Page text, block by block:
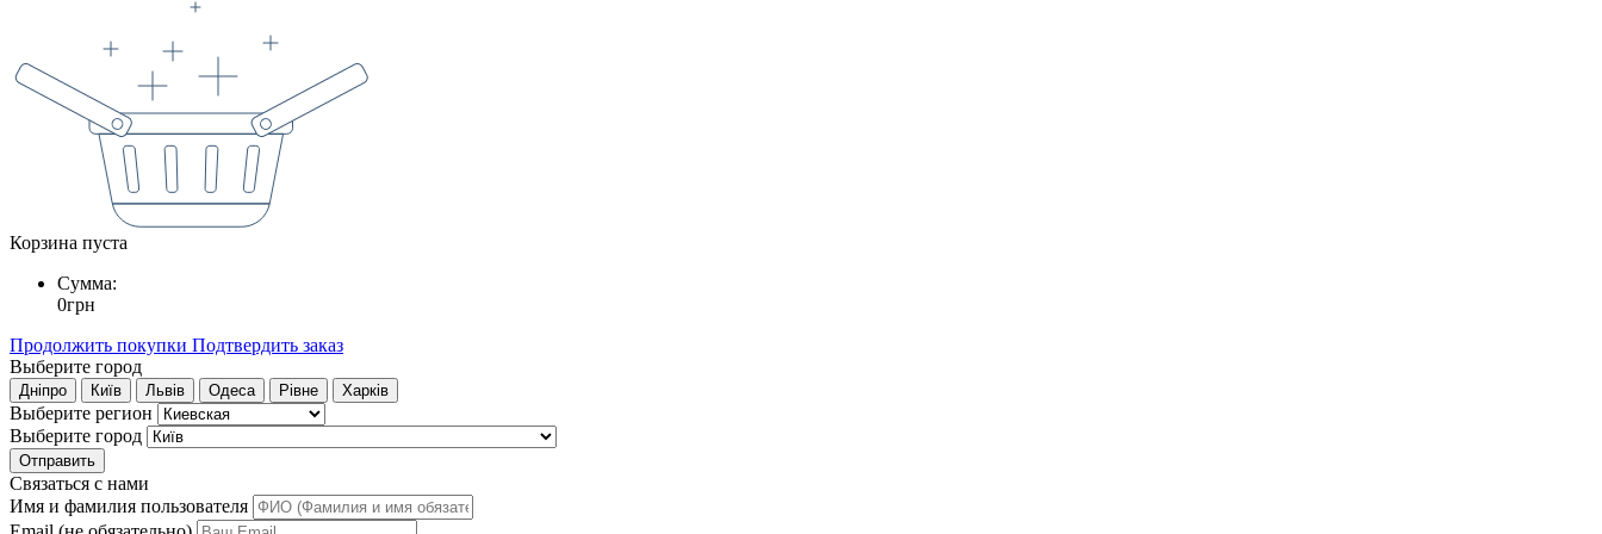
Корзина пуста
Сумма:
0грн
Продолжить покупки Подтвердить заказ
Выберите город
Дніпро Київ Львів Одеса Рівне Харків
Выберите регион
Выберите город
Отправить
Связаться с нами
Имя и фамилия пользователя